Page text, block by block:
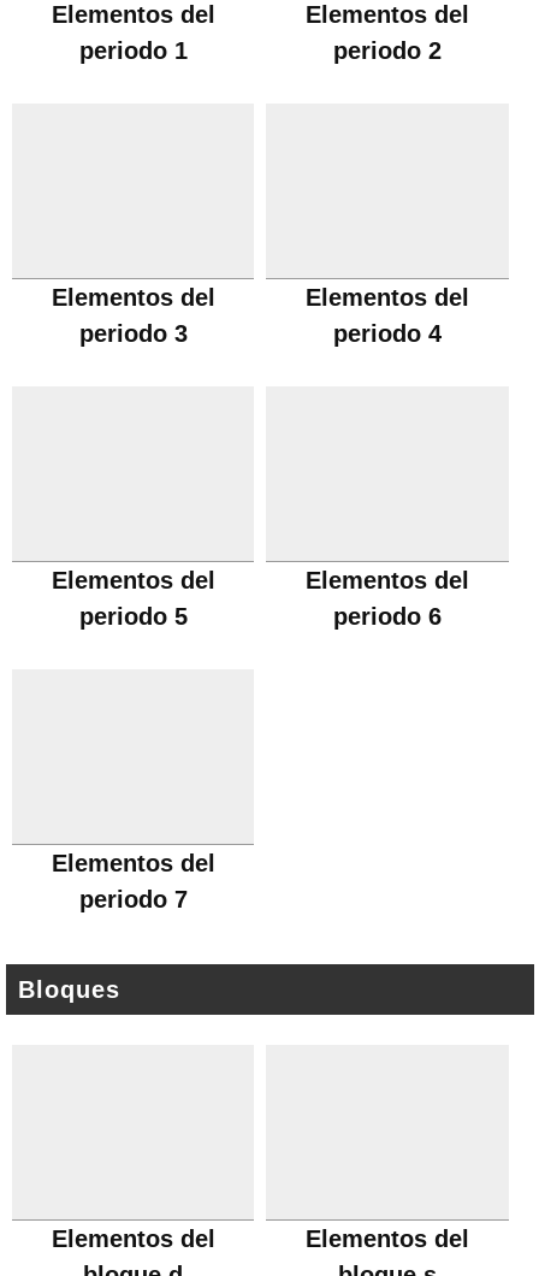
Elementos del
periodo 1
Elementos del
periodo 2
Elementos del
periodo 3
Elementos del
periodo 4
Elementos del
periodo 5
Elementos del
periodo 6
Elementos del
periodo 7
Bloques
Elementos del
Elementos del